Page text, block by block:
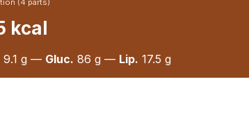
(4 parts)
kcal
9.1 g — Gluc. 86 g — Lip. 17.5 g